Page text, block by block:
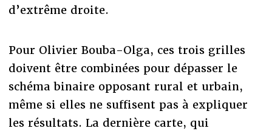
d’extrême droite.
Pour Olivier Bouba-Olga, ces trois grilles
doivent être combinées pour dépasser le
schéma binaire opposant rural et urbain,
même si elles ne suffisent pas à expliquer
les résultats. La dernière carte, qui